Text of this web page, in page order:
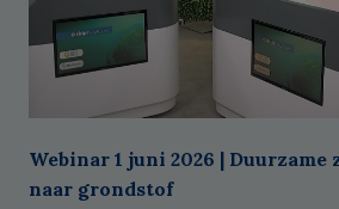
Webinar 1 juni 2026 | Duurzame
naar grondstof